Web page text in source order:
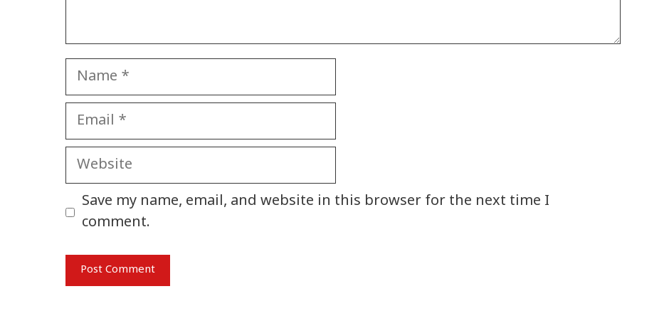
Name
Email
Website
Save my name, email, and website in this browser for the next time I
comment.